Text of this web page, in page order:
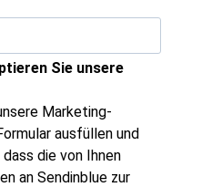
Sie unsere
Marketing-
ausfüllen und
die von Ihnen
an Sendinblue zur